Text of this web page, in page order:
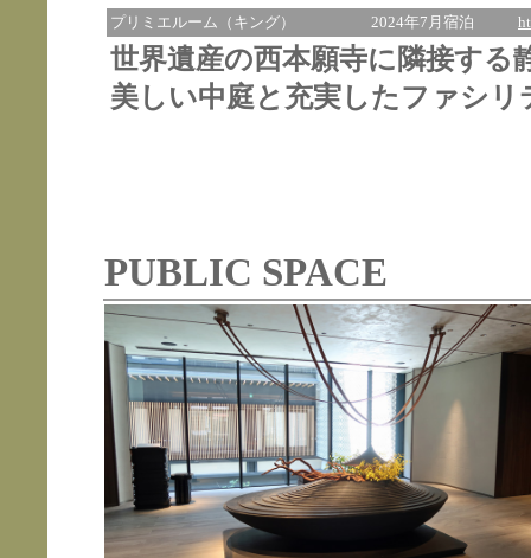
プリミエルーム（キング） 2024年7月宿泊
世界遺産の西本願寺に隣接する
美しい中庭と充実したファシ
PUBLIC SPACE